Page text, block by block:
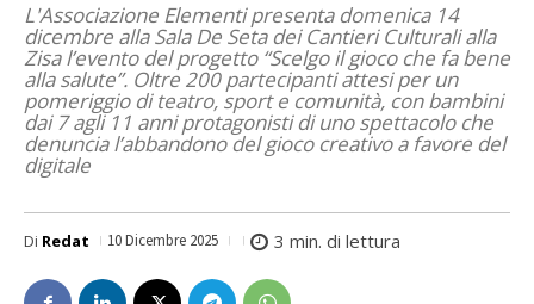
L'Associazione Elementi presenta domenica 14
dicembre alla Sala De Seta dei Cantieri Culturali alla
Zisa l’evento del progetto “Scelgo il gioco che fa bene
alla salute”. Oltre 200 partecipanti attesi per un
pomeriggio di teatro, sport e comunità, con bambini
dai 7 agli 11 anni protagonisti di uno spettacolo che
denuncia l’abbandono del gioco creativo a favore del
digitale
Di Redat 10 Dicembre 2025 3 min. di lettura